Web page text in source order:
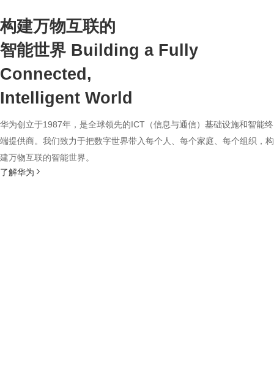
构建万物互联的
智能世界 Building a Fully
Connected,
Intelligent World
华为创立于1987年，是全球领先的ICT（信息与通信）基础设施和智能终
端提供商。我们致力于把数字世界带入每个人、每个家庭、每个组织，构
建万物互联的智能世界。
了解华为